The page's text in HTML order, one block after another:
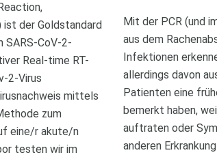
der Goldstandard
SARS-CoV-2-
Real-time RT-
2-Virus
mittels
zum
eine/r akute/n
testen wir im
Mit der PCR (und
aus dem
Infektionen
allerdings davon
Patienten eine
bemerkt haben,
auftraten oder
anderen